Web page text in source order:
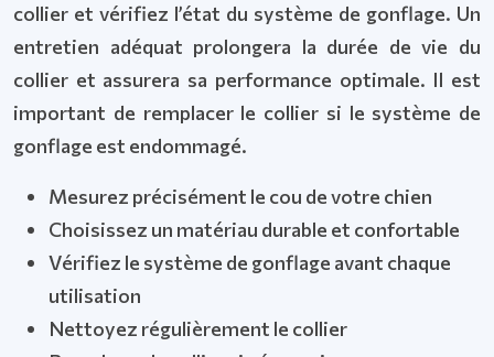
collier et vérifiez l’état du système de gonflage. Un
entretien adéquat prolongera la durée de vie du
collier et assurera sa performance optimale. Il est
important de remplacer le collier si le système de
gonflage est endommagé.
Mesurez précisément le cou de votre chien
Choisissez un matériau durable et confortable
Vérifiez le système de gonflage avant chaque
utilisation
Nettoyez régulièrement le collier